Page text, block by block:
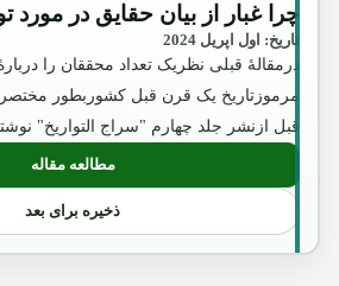
چرا غبار از بیان حقایق در مورد
تاریخ: اول اپریل 2024
درمقالۀ قبلی نظریک تعداد محققان را
مرموزتاریخ یک قرن قبل کشوربطور
قبل ازنشر جلد چهارم "سراج التواریخ"
مطالعه مقاله
: چرا غبار
ذخیره برای بعد